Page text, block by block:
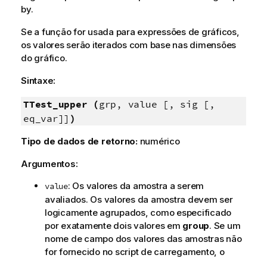
by.
Se a função for usada para expressões de gráficos,
os valores serão iterados com base nas dimensões
do gráfico.
Sintaxe:
TTest_upper (grp, value [, sig [,
eq_var]] )
Tipo de dados de retorno: numérico
Argumentos:
value: Os valores da amostra a serem
avaliados. Os valores da amostra devem ser
logicamente agrupados, como especificado
por exatamente dois valores em group. Se um
nome de campo dos valores das amostras não
for fornecido no script de carregamento, o